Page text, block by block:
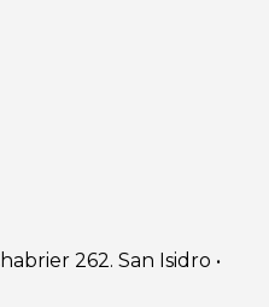
262. San Isidro •